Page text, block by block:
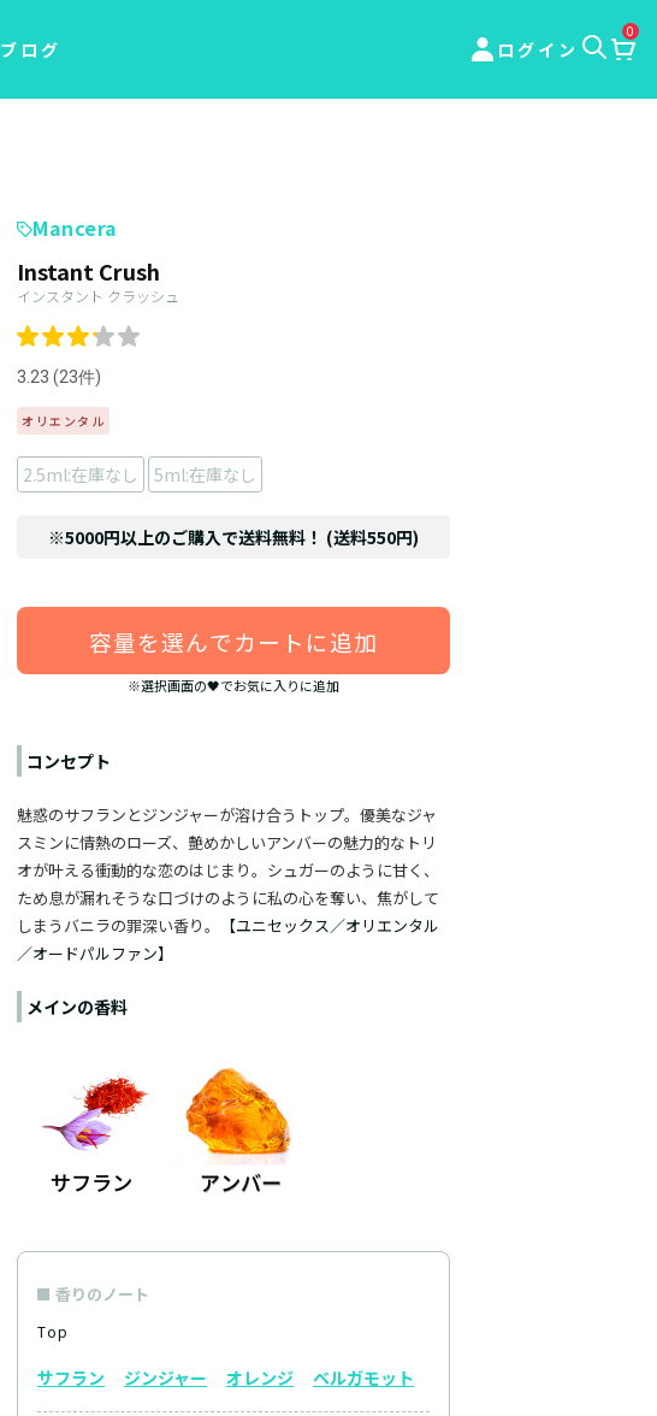
ブログ ログイン
0
Mancera
Instant Crush
インスタント クラッシュ
3.23 (23件)
オリエンタル
2.5ml:在庫なし 5ml:在庫なし
※5000円以上のご購入で送料無料！ (送料550円)
容量を選んでカートに追加
※選択画面の🖤でお気に入りに追加
コンセプト
魅惑のサフランとジンジャーが溶け合うトップ。優美なジャ
スミンに情熱のローズ、艶めかしいアンバーの魅力的なトリ
オが叶える衝動的な恋のはじまり。シュガーのように甘く、
ため息が漏れそうな口づけのように私の心を奪い、焦がして
しまうバニラの罪深い香り。
【ユニセックス／オリエンタル
／オードパルファン】
メインの香料
香りのノート
Top
サフラン ジンジャー オレンジ ベルガモット